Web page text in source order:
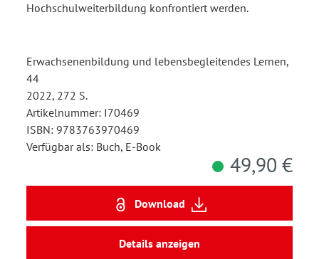
Hochschulweiterbildung konfrontiert werden.
Erwachsenenbildung und lebensbegleitendes Lernen,
44
2022, 272 S.
Artikelnummer: I70469
ISBN: 9783763970469
Verfügbar als: Buch, E-Book
49,90 €
Download
Details anzeigen